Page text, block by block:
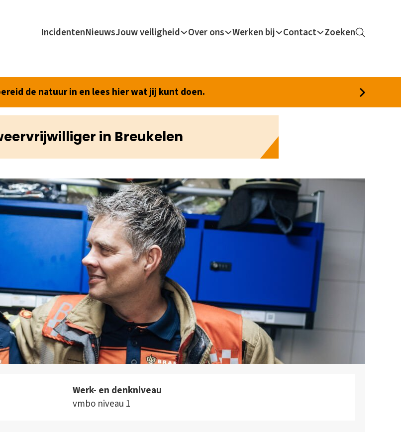
IncidentenNieuwsJouw veiligheid Over ons Werken bij Contact Zoeken
de natuur in en lees hier wat jij kunt doen.
in Breukelen
Werk- en denkniveau
vmbo niveau 1